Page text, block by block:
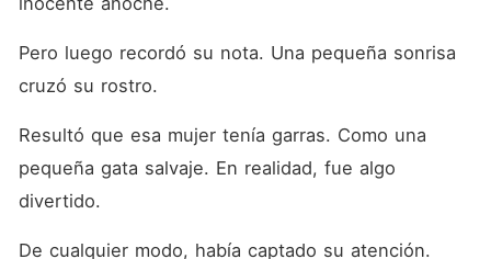
Pero luego recordó su nota. Una pequeña sonrisa
cruzó su rostro.
Resultó que esa mujer tenía garras. Como una
pequeña gata salvaje. En realidad, fue algo
divertido.
De cualquier modo, había captado su atención.